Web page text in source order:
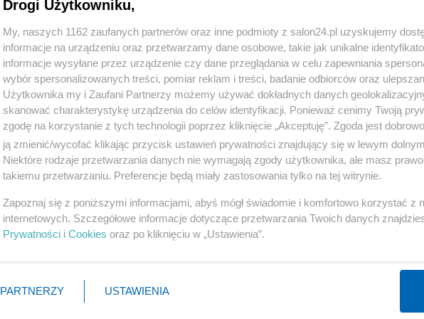
Polityka
Rosja
PiS
Prezydent
NATO
Gospodarka
Biznes
Pieniądze
Centralny Port Komunikacyjny
Inwestycje
Podatki
Drogi Użytkowniku,
My, naszych 1162 zaufanych partnerów oraz inne podmioty z salon24.pl uzyskujemy
informacje na urządzeniu oraz przetwarzamy dane osobowe, takie jak unikalne
informacje wysyłane przez urządzenie czy dane przeglądania w celu zapewniania
wybór spersonalizowanych treści, pomiar reklam i treści, badanie odbiorców oraz
Użytkownika my i Zaufani Partnerzy możemy używać dokładnych danych
skanować charakterystykę urządzenia do celów identyfikacji. Ponieważ cenimy Twoją
zgodę na korzystanie z tych technologii poprzez kliknięcie „Akceptuję”. Zgoda jest
ją zmienić/wycofać klikając przycisk ustawień prywatności znajdujący się w lewym
Niektóre rodzaje przetwarzania danych nie wymagają zgody użytkownika, ale masz
takiemu przetwarzaniu. Preferencje będą miały zastosowania tylko na tej witrynie.
Zapoznaj się z poniższymi informacjami, abyś mógł świadomie i komfortowo korzystać z
internetowych. Szczegółowe informacje dotyczące przetwarzania Twoich danych
Prywatności i Cookies oraz po kliknięciu w „Ustawienia”.
PARTNERZY USTAWIENIA